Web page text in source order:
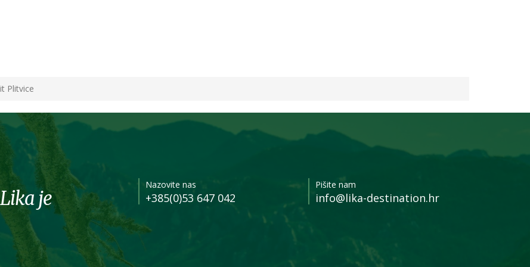
Plitvice
je
Nazovite nas
+385(0)53 647 042
Pišite nam
info@lika-destination.hr